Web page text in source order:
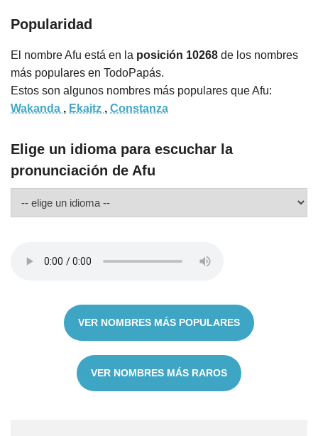
Popularidad
El nombre Afu está en la posición 10268 de los nombres
más populares en TodoPapás.
Estos son algunos nombres más populares que Afu:
Wakanda , Ekaitz , Constanza
Elige un idioma para escuchar la
pronunciación de Afu
VER NOMBRES MÁS POPULARES
VER NOMBRES MÁS RAROS